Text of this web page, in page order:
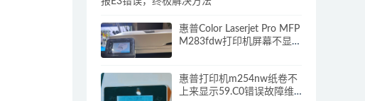
惠普Color Laserjet Pro MFP
M283fdw打印机屏幕不显示
惠普打印机m254nw纸卷不
上来显示59.C0错误故障维